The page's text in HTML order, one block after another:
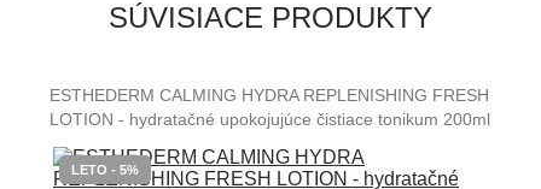
SÚVISIACE PRODUKTY
ESTHEDERM CALMING HYDRA REPLENISHING FRESH
LOTION - hydratačné upokojujúce čistiace tonikum 200ml
LETO - 5%